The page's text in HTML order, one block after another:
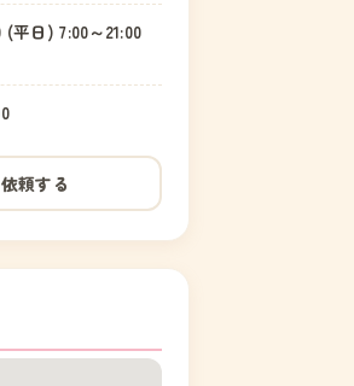
(平日) 7:00～21:00
頼する